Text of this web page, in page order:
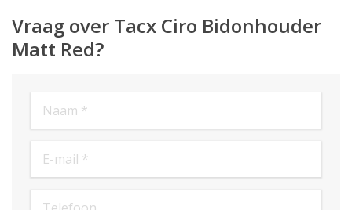
Vraag over Tacx Ciro Bidonhouder
Matt Red?